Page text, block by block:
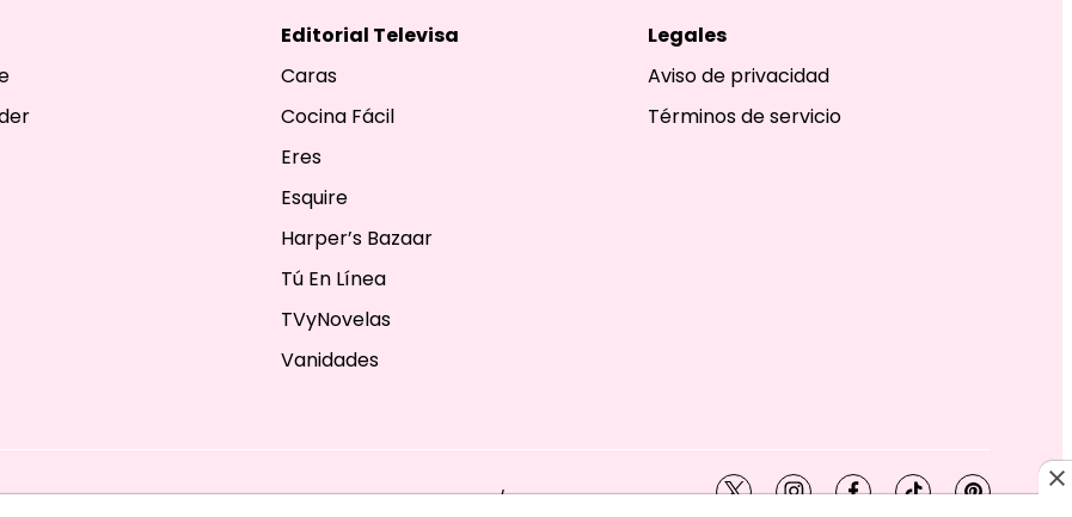
Editorial Televisa
Caras
Cocina Fácil
Eres
Esquire
Harper’s Bazaar
Tú En Línea
TVyNovelas
Vanidades
Legales
Aviso de privacidad
Términos de servicio
TBG - EDITORIAL TELEVISA - LIFESTYLES - BEAUTY / FASHION twitterinstagramfacebook
tiktokpinterest